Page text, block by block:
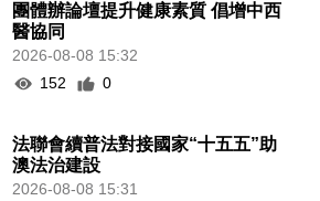
團體辦論壇提升健康素質 倡增中西
醫協同
2026-08-08 15:32
152
0
法聯會續普法對接國家“十五五”助
澳法治建設
2026-08-08 15:31